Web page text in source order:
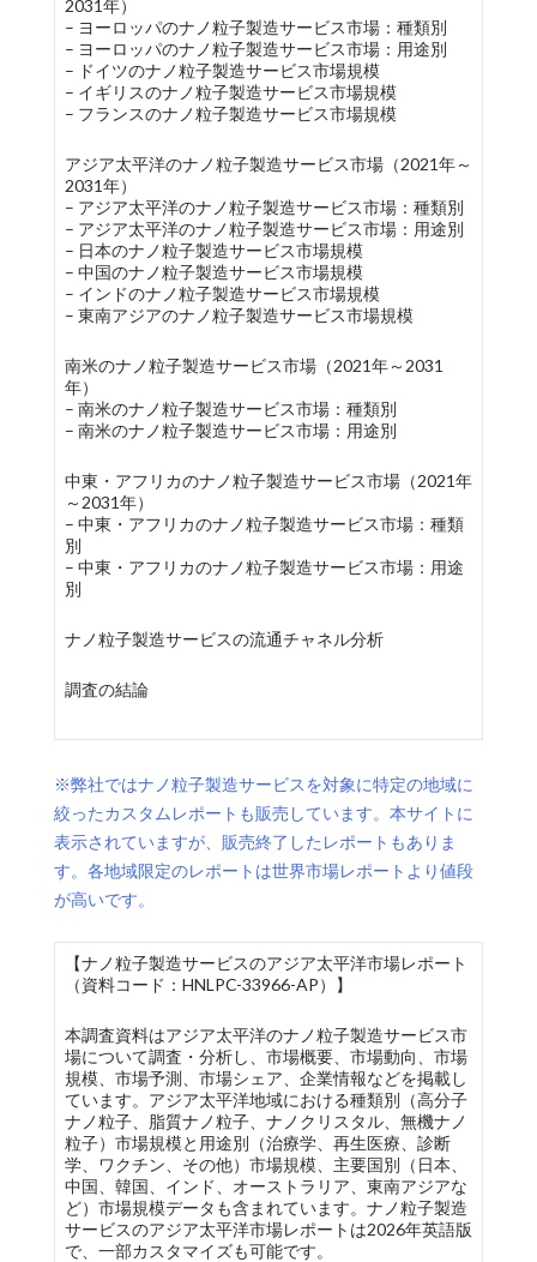
2031年）
– ヨーロッパのナノ粒子製造サービス市場：種類別
– ヨーロッパのナノ粒子製造サービス市場：用途別
– ドイツのナノ粒子製造サービス市場規模
– イギリスのナノ粒子製造サービス市場規模
– フランスのナノ粒子製造サービス市場規模
アジア太平洋のナノ粒子製造サービス市場（2021年～
2031年）
– アジア太平洋のナノ粒子製造サービス市場：種類別
– アジア太平洋のナノ粒子製造サービス市場：用途別
– 日本のナノ粒子製造サービス市場規模
– 中国のナノ粒子製造サービス市場規模
– インドのナノ粒子製造サービス市場規模
– 東南アジアのナノ粒子製造サービス市場規模
南米のナノ粒子製造サービス市場（2021年～2031
年）
– 南米のナノ粒子製造サービス市場：種類別
– 南米のナノ粒子製造サービス市場：用途別
中東・アフリカのナノ粒子製造サービス市場（2021年
～2031年）
– 中東・アフリカのナノ粒子製造サービス市場：種類
別
– 中東・アフリカのナノ粒子製造サービス市場：用途
別
ナノ粒子製造サービスの流通チャネル分析
調査の結論
※弊社ではナノ粒子製造サービスを対象に特定の地域に
絞ったカスタムレポートも販売しています。本サイトに
表示されていますが、販売終了したレポートもありま
す。各地域限定のレポートは世界市場レポートより値段
が高いです。
【ナノ粒子製造サービスのアジア太平洋市場レポート
（資料コード：HNLPC-33966-AP）】
本調査資料はアジア太平洋のナノ粒子製造サービス市
場について調査・分析し、市場概要、市場動向、市場
規模、市場予測、市場シェア、企業情報などを掲載し
ています。アジア太平洋地域における種類別（高分子
ナノ粒子、脂質ナノ粒子、ナノクリスタル、無機ナノ
粒子）市場規模と用途別（治療学、再生医療、診断
学、ワクチン、その他）市場規模、主要国別（日本、
中国、韓国、インド、オーストラリア、東南アジアな
ど）市場規模データも含まれています。ナノ粒子製造
サービスのアジア太平洋市場レポートは2026年英語版
で、一部カスタマイズも可能です。